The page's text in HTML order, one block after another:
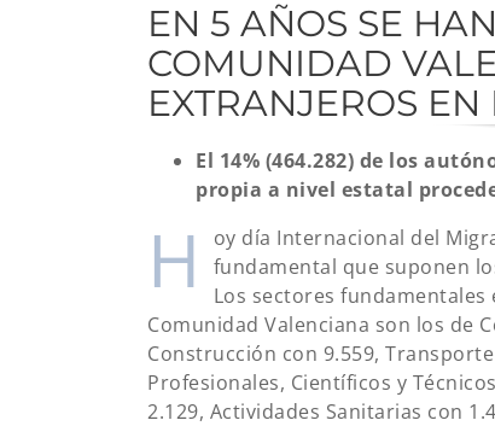
EN 5 AÑOS SE
COMUNIDAD
EXTRANJEROS EN
El 14% (464.282) de los
propia a nivel estatal
H
oy día Internacional del
fundamental que suponen
Los sectores
Comunidad Valenciana son los de
Construcción con 9.559,
Profesionales, Científicos y
2.129, Actividades Sanitarias con